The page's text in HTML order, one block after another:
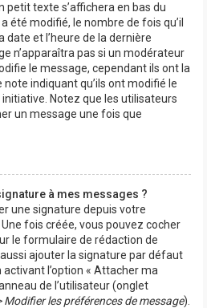
petit texte s’affichera en bas du
été modifié, le nombre de fois qu’il
date et l’heure de la dernière
n’apparaîtra pas si un modérateur
le message, cependant ils ont la
indiquant qu’ils ont modifié le
Notez que les utilisateurs
un message une fois que
à mes messages ?
une signature depuis votre
fois créée, vous pouvez cocher
le formulaire de rédaction de
ajouter la signature par défaut
l’option « Attacher ma
de l’utilisateur (onglet
Modifier les préférences de message).